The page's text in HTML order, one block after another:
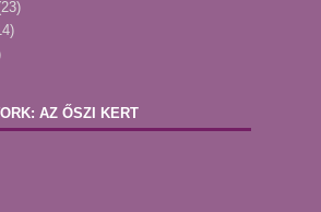
AZ ŐSZI KERT